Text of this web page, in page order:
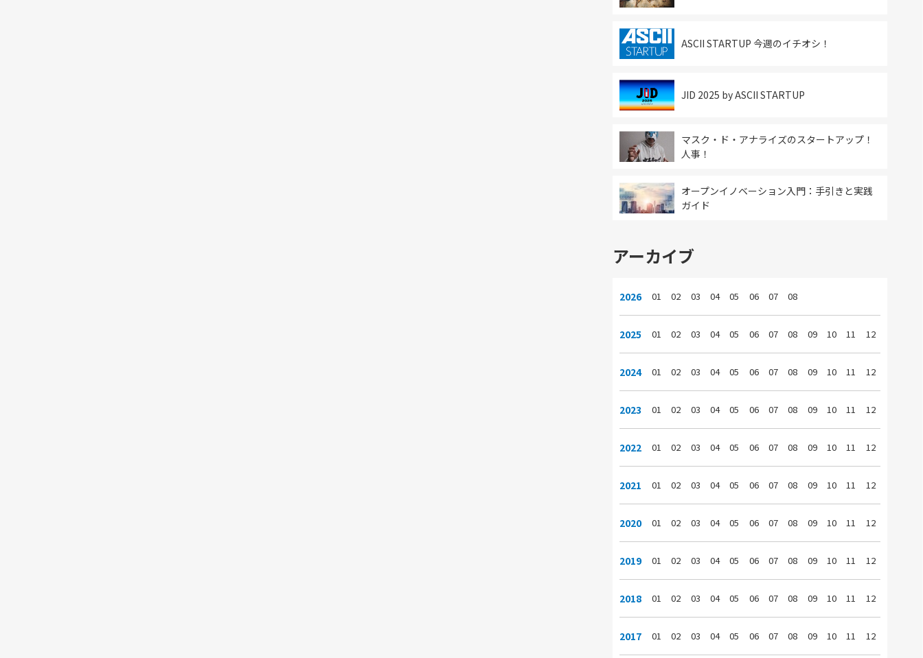
ASCII STARTUP 今週のイチオシ！
JID 2025 by ASCII STARTUP
マスク・ド・アナライズのスタートアップ！
人事！
オープンイノベーション入門：手引きと実践
ガイド
アーカイブ
2026 01 02 03 04 05 06 07 08
2025 01 02 03 04 05 06 07 08 09 10 11 12
2024 01 02 03 04 05 06 07 08 09 10 11 12
2023 01 02 03 04 05 06 07 08 09 10 11 12
2022 01 02 03 04 05 06 07 08 09 10 11 12
2021 01 02 03 04 05 06 07 08 09 10 11 12
2020 01 02 03 04 05 06 07 08 09 10 11 12
2019 01 02 03 04 05 06 07 08 09 10 11 12
2018 01 02 03 04 05 06 07 08 09 10 11 12
2017 01 02 03 04 05 06 07 08 09 10 11 12